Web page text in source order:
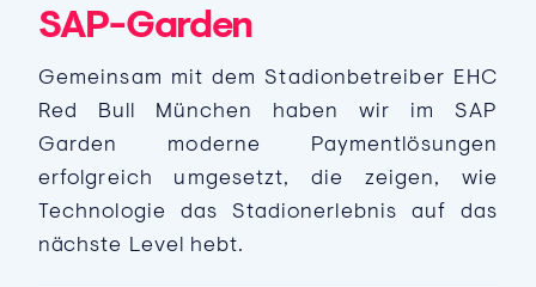
SAP-Garden
Gemeinsam mit dem Stadionbetreiber EHC
Red Bull München haben wir im SAP
Garden moderne Paymentlösungen
erfolgreich umgesetzt, die zeigen, wie
Technologie das Stadionerlebnis auf das
nächste Level hebt.